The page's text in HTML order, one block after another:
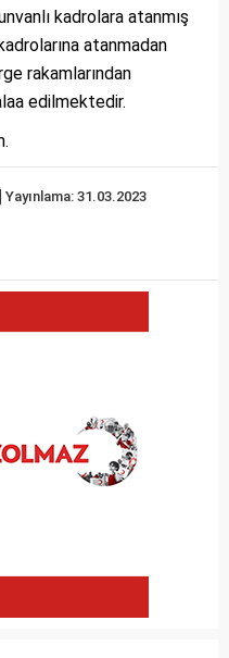
kadrolara atanmış
atanmadan
rakamlarından
edilmektedir.
Yayınlama: 31.03.2023